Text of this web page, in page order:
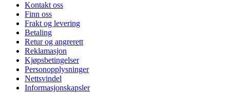
Kontakt oss
Finn oss
Frakt og levering
Betaling
Retur og angrerett
Reklamasjon
Kjøpsbetingelser
Personopplysninger
Nettsvindel
Informasjonskapsler